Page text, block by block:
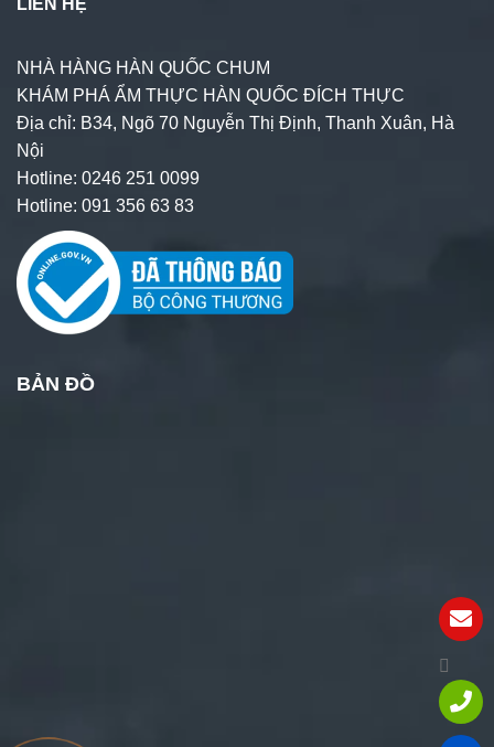
LIÊN HỆ
NHÀ HÀNG HÀN QUỐC CHUM
KHÁM PHÁ ẨM THỰC HÀN QUỐC ĐÍCH THỰC
Địa chỉ: B34, Ngõ 70 Nguyễn Thị Định, Thanh Xuân, Hà
Nội
Hotline: 0246 251 0099
Hotline: 091 356 63 83
BẢN ĐỒ